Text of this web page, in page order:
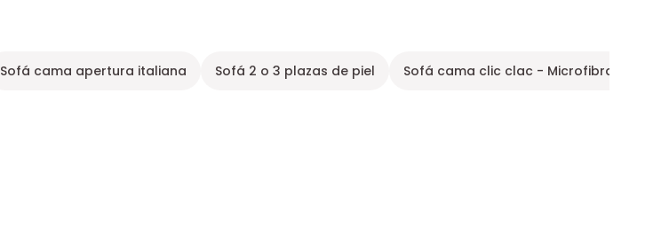
Sofá cama apertura italiana Sofá 2 o 3 plazas de piel Sofá cama clic clac - Microfibra